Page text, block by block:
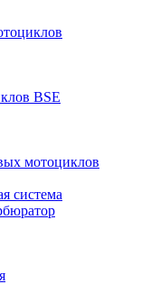
BSE
мотоциклов
система